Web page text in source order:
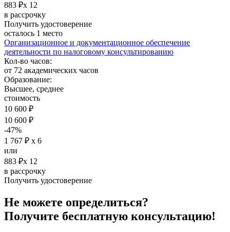
883 ₽х 12
в рассрочку
Получить удостоверение
осталось 1 место
Организационное и документационное обеспечение
деятельности по налоговому консультированию
Кол-во часов:
от 72 академических часов
Образование:
Высшее, среднее
стоимость
10 600 ₽
10 600 ₽
-47%
1 767 ₽ х 6
или
883 ₽х 12
в рассрочку
Получить удостоверение
Не можете определиться?
Получите бесплатную консультацию!